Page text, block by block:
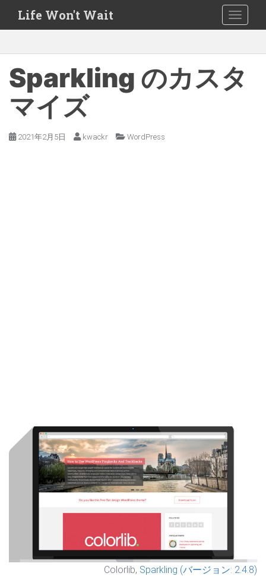
p
Life Won't Wait
Sparkling のカスタ
マイズ
2021年2月5日 kwackr WordPress
Colorlib, Sparkling (バージョン: 2.4.8)